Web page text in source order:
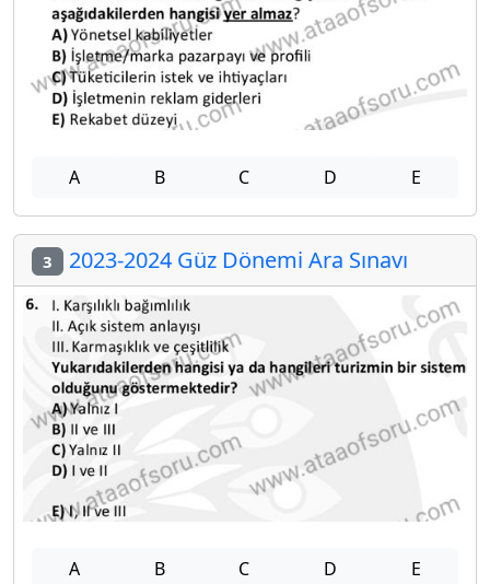
A B C D E
3 2023-2024 Güz Dönemi Ara Sınavı
A B C D E